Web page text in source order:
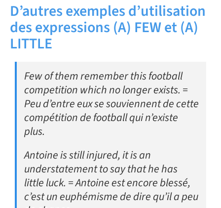
D’autres exemples d’utilisation
des expressions (A) FEW et (A)
LITTLE
Few of them remember this football
competition which no longer exists. =
Peu d’entre eux se souviennent de cette
compétition de football qui n’existe
plus.
Antoine is still injured, it is an
understatement to say that he has
little luck. = Antoine est encore blessé,
c’est un euphémisme de dire qu’il a peu